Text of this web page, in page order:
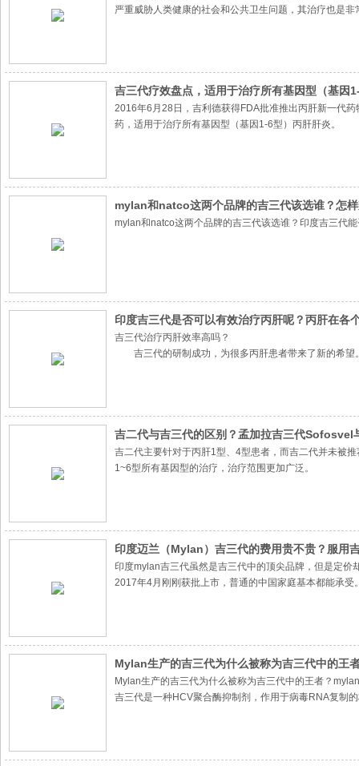
严重威胁人类健康的社会和公共卫生问题，其治疗也是非
吉三代疗效盘点，适用于治疗所有基因型（基
2016年6月28日，吉利德获得FDA批准推出丙肝新一代
药，适用于治疗所有基因型（基因1-6型）丙肝肝炎。
mylan和natco这两个品牌的吉三代该选谁？怎
mylan和natco这两个品牌的吉三代该选谁？印度吉三代
印度吉三代是否可以有效治疗丙肝呢？丙肝在各
吉三代治疗丙肝效率高吗？
吉三代的研制成功，为很多丙肝患者带来了新的希望
吉二代与吉三代的区别？孟加拉吉三代
吉二代主要针对于丙肝1型、4型患者，而吉二代并未被
1~6型所有基因型的治疗，治疗范围更加广泛。
印度迈兰（Mylan）吉三代的费用贵不贵？服用
印度mylan吉三代虽然是吉三代中的顶尖品牌，但是定
2017年4月刚刚获批上市，普通的中国家庭基本都能承受
Mylan生产的吉三代为什么被称为吉三代中的王
Mylan生产的吉三代为什么被称为吉三代中的王者？
吉三代是一种HCV聚合酶抑制剂，作用于病毒RNA复制